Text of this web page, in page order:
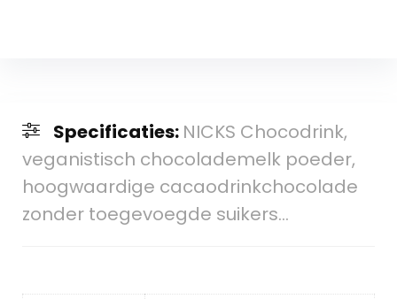
Specificaties: NICKS Chocodrink,
veganistisch chocolademelk poeder,
hoogwaardige cacaodrinkchocolade
zonder toegevoegde suikers…